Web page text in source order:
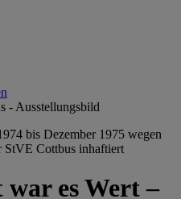
bis Dezember 1975 wegen
StVE Cottbus inhaftiert
war es Wert –